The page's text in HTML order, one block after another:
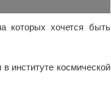
которых хочется быть
институте космической